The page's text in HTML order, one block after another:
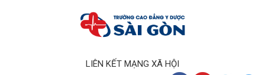
LIÊN KẾT MẠNG XÃ HỘI